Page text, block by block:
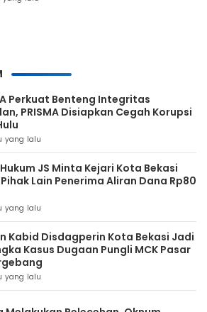
Perkuat Benteng Integritas
PRISMA Disiapkan Cegah Korupsi
yang lalu
JS Minta Kejari Kota Bekasi
Lain Penerima Aliran Dana Rp80
yang lalu
Kabid Disdagperin Kota Bekasi Jadi
Kasus Dugaan Pungli MCK Pasar
yang lalu